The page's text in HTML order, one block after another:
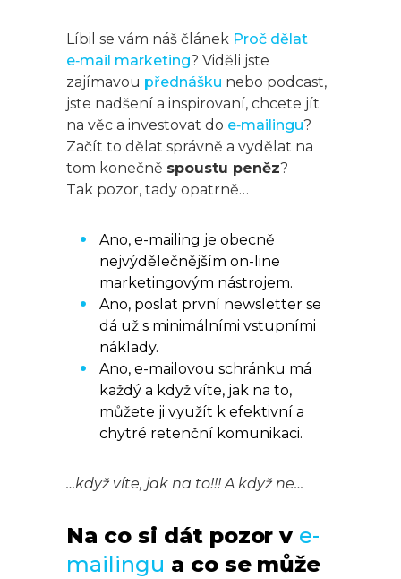
Líbil se vám náš článek Proč dělat
e‑mail marketing? Viděli jste
zajímavou přednášku nebo podcast,
jste nadšení a inspirovaní, chcete jít
na věc a investovat do e‑mailingu?
Začít to dělat správně a vydělat na
tom konečně spoustu peněz?
Tak pozor, tady opatrně…
Ano, e-mailing je obecně
nejvýdělečnějším on-line
marketingovým nástrojem.
Ano, poslat první newsletter se
dá už s minimálními vstupními
náklady.
Ano, e-mailovou schránku má
každý a když víte, jak na to,
můžete ji využít k efektivní a
chytré retenční komunikaci.
…když víte, jak na to!!! A když ne…
Na co si dát pozor v e-
mailingu a co se může